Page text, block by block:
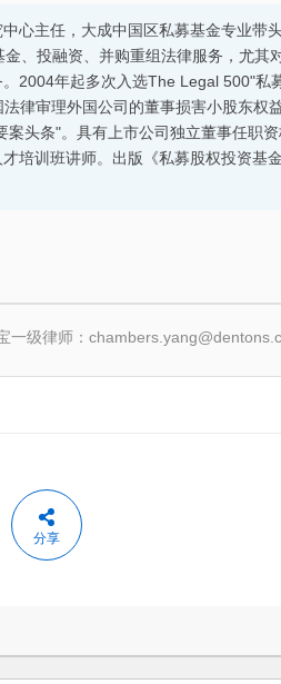
心主任，大成中国区私募基金专业带
、投融资、并购重组法律服务，尤其
2004年起多次入选The Legal 500"私
律审理外国公司的董事损害小股东权
头条"。具有上市公司独立董事任职资
培训班讲师。出版《私募股权投资基
一级律师：
分享